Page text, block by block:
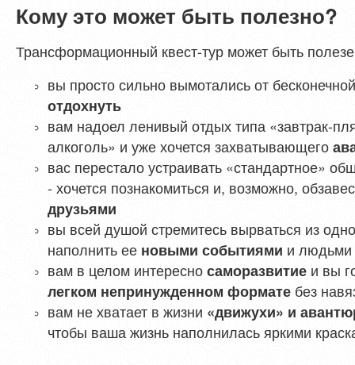
Кому это может быть полезно?
Трансформационный квест-тур может быть
вы просто сильно вымотались от
отдохнуть
вам надоел ленивый отдых типа «завтрак-
алкоголь» и уже хочется захватывающего
вас перестало устраивать «стандартное»
- хочется познакомиться и, возможно,
друзьями
вы всей душой стремитесь вырваться из
наполнить ее новыми событиями и людьми
вам в целом интересносаморазвитие и вы
легком непринужденном формате без
вам не хватает в жизни «движухи» и
чтобы ваша жизнь наполнилась яркими